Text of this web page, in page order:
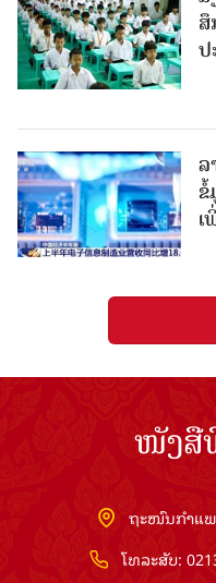
ປ
ລ
ຂໍ້
ໜັງສື
ຖະໜົນກຳແພ
ໂທລະສັບ: